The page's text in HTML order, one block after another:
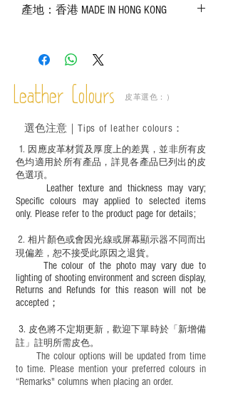
實物為準；
－ 植鞣皮革容易受環境、使用程度等產生
成後定期在皮面塗上皮革專用清潔劑及貂
鼠油等；
適合六歲以下兒童使用；六至十二歲兒童
必須由成年人陪同下使用並應小心處理。
產地：香港 MADE IN HONG KONG
Leather Colours 皮革選色：）
1. ​ 因應皮革材質及厚度上的差異，並非所有皮
色均適用於所有產品，詳見各產品巳列出的皮
色選項。
Leather texture and thickness may vary;
Specific colours may applied to selected items
only. Please refer to the product page for details;
​2.相片顏色或會因光線或屏幕顯示器不同而出
現偏差，恕不接受此原因之退貨。
The colour of the photo may vary due to
lighting of shooting environment and screen display,
Returns and Refunds for this reason will not be
accepted；
3. 皮色將不定期更新，歡迎下單時於「新增備
註」註明 所需皮色。
The colour options will be updated from time
to time. Please mention your preferred colours in
“Remarks" columns when placing an order.
選色注意｜ Tips of leather colours ：